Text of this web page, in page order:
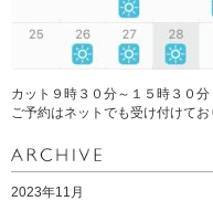
カット９時３０分～１５時３０
ご予約はネットでも受け付けてお
2023年11月